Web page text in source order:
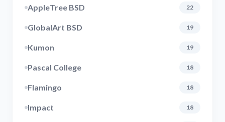
AppleTree BSD 22
GlobalArt BSD 19
Kumon 19
Pascal College 18
Flamingo 18
Impact 18